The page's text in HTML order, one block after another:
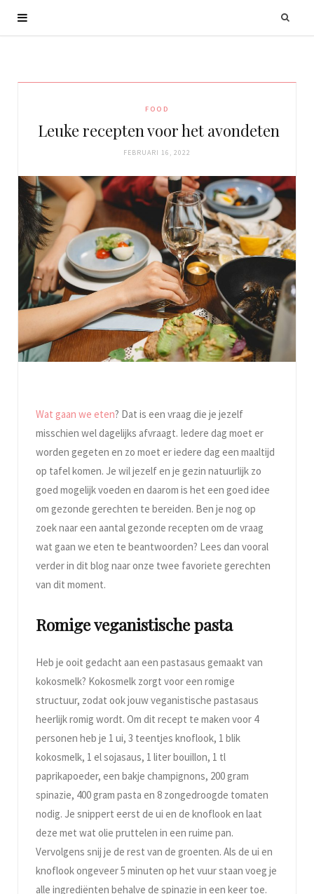
FOOD
Leuke recepten voor het avondeten
FEBRUARI 16, 2022
Wat gaan we eten? Dat is een vraag die je jezelf
misschien wel dagelijks afvraagt. Iedere dag moet er
worden gegeten en zo moet er iedere dag een maaltijd
op tafel komen. Je wil jezelf en je gezin natuurlijk zo
goed mogelijk voeden en daarom is het een goed idee
om gezonde gerechten te bereiden. Ben je nog op
zoek naar een aantal gezonde recepten om de vraag
wat gaan we eten te beantwoorden? Lees dan vooral
verder in dit blog naar onze twee favoriete gerechten
van dit moment.
Romige veganistische pasta
Heb je ooit gedacht aan een pastasaus gemaakt van
kokosmelk? Kokosmelk zorgt voor een romige
structuur, zodat ook jouw veganistische pastasaus
heerlijk romig wordt. Om dit recept te maken voor 4
personen heb je 1 ui, 3 teentjes knoflook, 1 blik
kokosmelk, 1 el sojasaus, 1 liter bouillon, 1 tl
paprikapoeder, een bakje champignons, 200 gram
spinazie, 400 gram pasta en 8 zongedroogde tomaten
nodig. Je snippert eerst de ui en de knoflook en laat
deze met wat olie pruttelen in een ruime pan.
Vervolgens snij je de rest van de groenten. Als de ui en
knoflook ongeveer 5 minuten op het vuur staan voeg je
alle ingrediënten behalve de spinazie in een keer toe.